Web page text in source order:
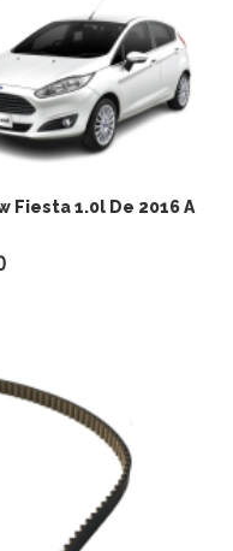
Fiesta 1.0l De 2016 A